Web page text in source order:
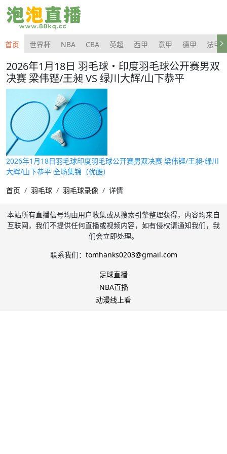
首页 世界杯 NBA CBA 英超 西甲 意甲 德甲 法甲
2026年1月18日 羽毛球・印度羽毛球公开赛男双
决赛 梁伟铿/王昶 VS 绿川大辉/山下恭平
2026年1月18日羽毛球印度羽毛球公开赛男双决赛 梁伟铿/王昶-绿川
大辉/山下恭平 全场集锦（优酷）
首页
羽毛球 羽毛球录像 详情
本站所有直播信号均由用户收集或从搜索引擎整理获得，内容均来自
互联网，我们不提供任何直播或视频内容，如有侵权请通知我们，我
们会立即处理。
联系我们： tomhanks0203@gmail.com
足球直播
NBA直播
动漫线上看